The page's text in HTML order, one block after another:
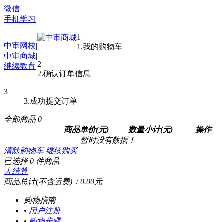
微信
手机学习
中审网校|
中审商城|
继续教育
1
1.我的购物车
2
2.确认订单信息
3
3.成功提交订单
全部商品 0
商品单价(元) 数量小计(元)
操作
暂时没有数据！
清除购物车 继续购买
已选择0 件商品
去结算
商品总计(不含运费)： 0.00元
购物指南
• 用户注册